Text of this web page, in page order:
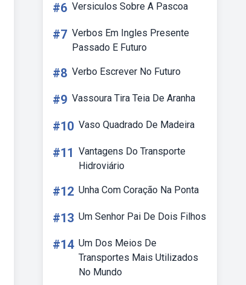
#6 Versiculos Sobre A Pascoa
#7 Verbos Em Ingles Presente
Passado E Futuro
#8 Verbo Escrever No Futuro
#9 Vassoura Tira Teia De Aranha
#10 Vaso Quadrado De Madeira
#11 Vantagens Do Transporte
Hidroviário
#12 Unha Com Coração Na Ponta
#13 Um Senhor Pai De Dois Filhos
#14 Um Dos Meios De
Transportes Mais Utilizados
No Mundo